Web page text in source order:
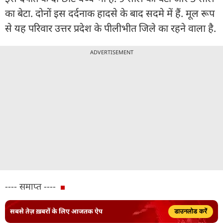
का बेटा. दोनों इस दर्दनाक हादसे के बाद सदमे में हैं. मूल रूप
से यह परिवार उत्तर प्रदेश के पीलीभीत जिले का रहने वाला है.
ADVERTISEMENT
---- समाप्त ----
सबसे तेज़ ख़बरों के लिए आजतक ऐप डाउनलोड करें